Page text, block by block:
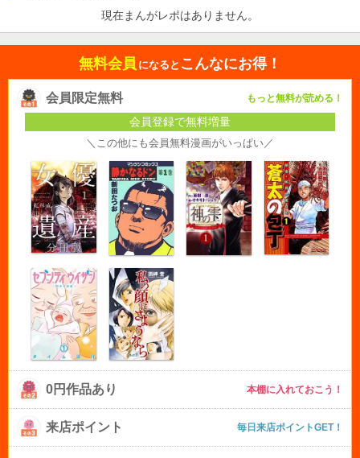
現在まんがレポはありません。
無料会員 になると こんなにお得！
会員限定無料 もっと無料が読める！
会員登録で無料増量
＼この他にも会員無料漫画がいっぱい／
0円作品あり 本棚に入れておこう！
来店ポイント 毎日来店ポイントGET！